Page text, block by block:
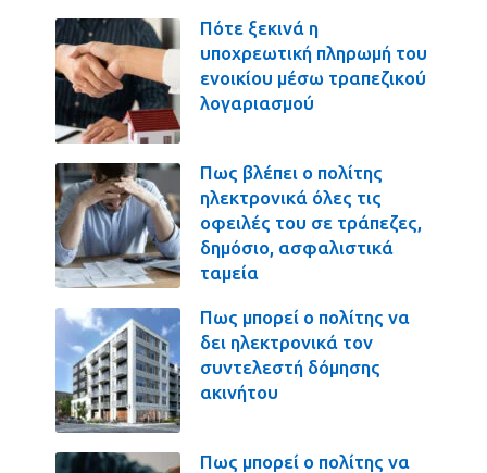
Πότε ξεκινά η
υποχρεωτική πληρωμή του
ενοικίου μέσω τραπεζικού
λογαριασμού
Πως βλέπει ο πολίτης
ηλεκτρονικά όλες τις
οφειλές του σε τράπεζες,
δημόσιο, ασφαλιστικά
ταμεία
Πως μπορεί ο πολίτης να
δει ηλεκτρονικά τον
συντελεστή δόμησης
ακινήτου
Πως μπορεί ο πολίτης να